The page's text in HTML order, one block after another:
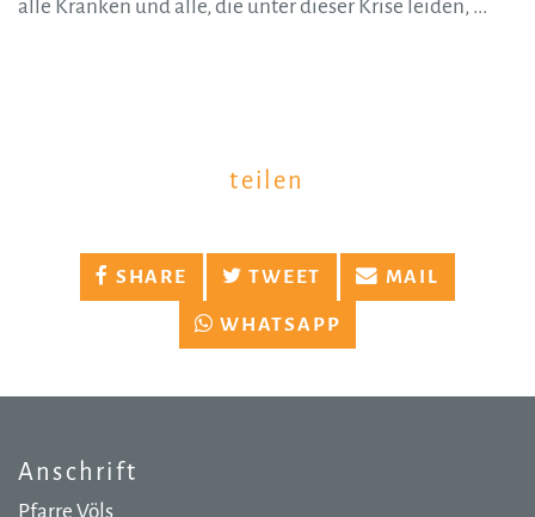
alle Kranken und alle, die unter dieser Krise leiden, ...
teilen
SHARE TWEET MAIL
WHATSAPP
Anschrift
Pfarre Völs